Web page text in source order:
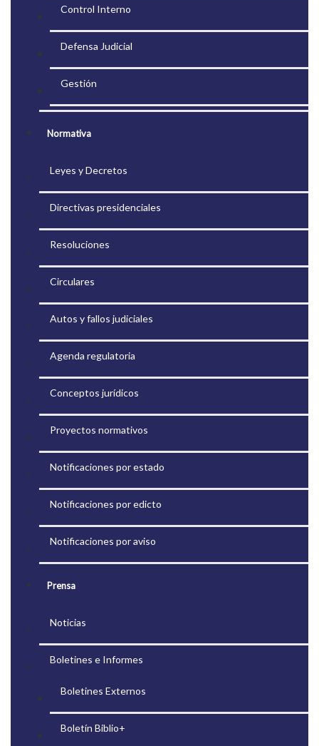
Control Interno
Defensa Judicial
Gestión
Normativa
Leyes y Decretos
Directivas presidenciales
Resoluciones
Circulares
Autos y fallos judiciales
Agenda regulatoria
Conceptos jurídicos
Proyectos normativos
Notificaciones por estado
Notificaciones por edicto
Notificaciones por aviso
Prensa
Noticias
Boletines e Informes
Boletines Externos
Boletín Biblio+